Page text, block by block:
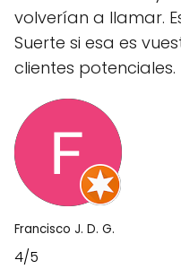
volverían a llamar.
Suerte si esa es
clientes potenciales.
Francisco J. D. G.
4/5